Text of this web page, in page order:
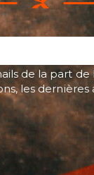
de la part
les dernières